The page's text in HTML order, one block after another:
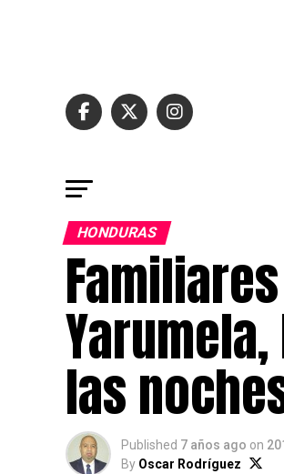
HONDURAS
las
Published 7 años ago on
By Oscar Rodríguez